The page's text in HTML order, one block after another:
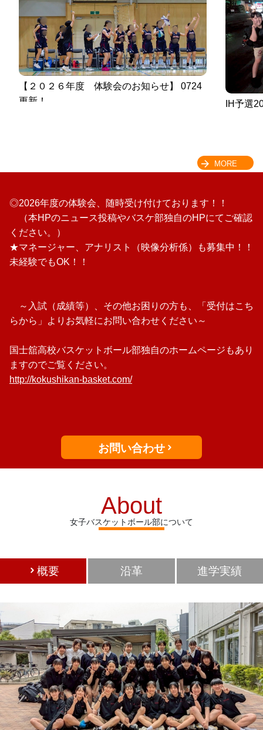
【２０２６年度　体験会のお知らせ】 0724
更新！
IH予選
MORE
◎2026年度の体験会、随時受け付けております！！
（本HPのニュース投稿やバスケ部独自のHPにてご確認
ください。）
★マネージャー、アナリスト（映像分析係）も募集中！！
未経験でもOK！！
～入試（成績等）、その他お困りの方も、「受付はこち
らから」よりお気軽にお問い合わせください～
国士舘高校バスケットボール部独自のホームページもあり
ますのでご覧ください。
http://kokushikan-basket.com/
お問い合わせ
女子バスケットボール部について
About
概要 沿革 進学実績